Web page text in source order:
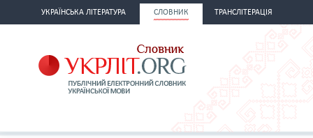
УКРАЇНСЬКА ЛІТЕРАТУРА СЛОВНИК ТРАНСЛІТЕРАЦІЯ